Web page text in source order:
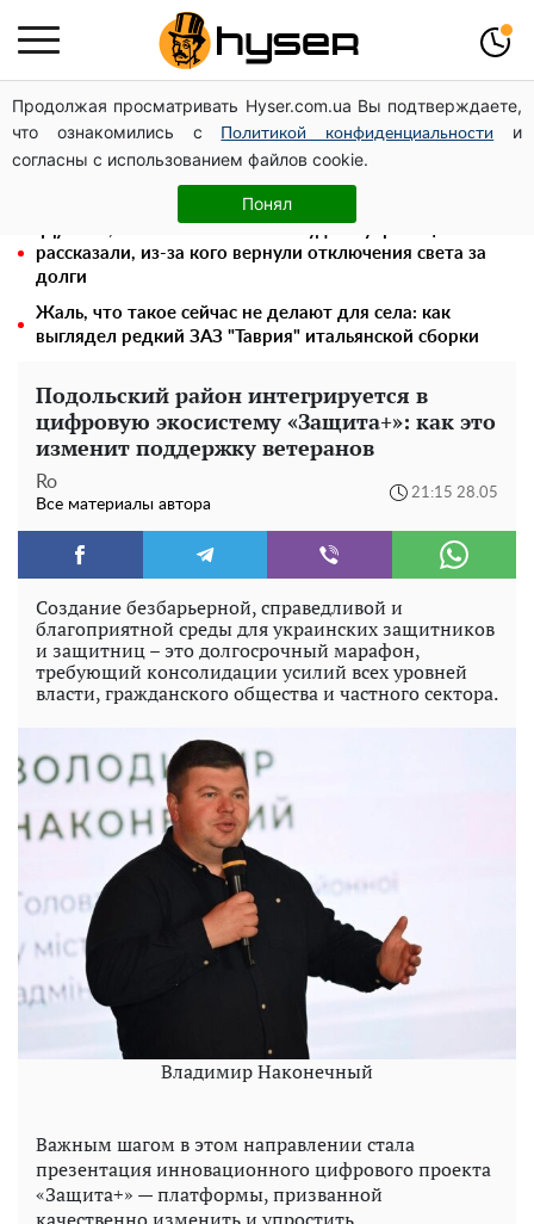
Продолжая просматривать Hyser.com.ua Вы подтверждаете,
что ознакомились с
Политикой конфиденциальности
и
согласны с использованием файлов cookie.
Понял
Елена Тополя слив видео – это далеко не все:
фронтмен "Антитела" Тарас Тополя стал следующим
Полностью голая Анна Тринчер блеснула
"прелестями": таких размеров вы еще не видели
рассказали, из-за кого вернули отключения света за
долги
Жаль, что такое сейчас не делают для села: как
выглядел редкий ЗАЗ "Таврия" итальянской сборки
Подольский район интегрируется в
цифровую экосистему «Защита+»: как это
изменит поддержку ветеранов
Ro
Все материалы автора
21:15 28.05
Создание безбарьерной, справедливой и
благоприятной среды для украинских защитников
и защитниц – это долгосрочный марафон,
требующий консолидации усилий всех уровней
власти, гражданского общества и частного сектора.
Владимир Наконечный
Важным шагом в этом направлении стала
презентация инновационного цифрового проекта
«Защита+» — платформы, призванной